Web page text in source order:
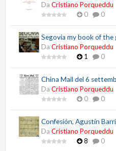
Da Cristiano Porqueddu
0
0
Segovia my book of the
Da Cristiano Porqueddu
1
0
China Mail del 6
Da Cristiano Porqueddu
0
0
Confesión, Agustín
Da Cristiano Porqueddu
8
0